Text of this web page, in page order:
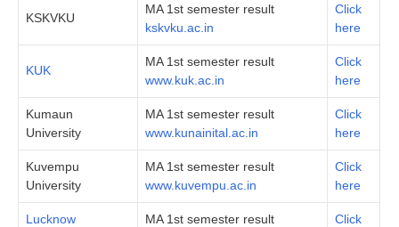
KSKVKU
MA 1st semester result
kskvku.ac.in
Click
here
KUK
MA 1st semester result
www.kuk.ac.in
Click
here
Kumaun
University
MA 1st semester result
www.kunainital.ac.in
Click
here
Kuvempu
University
MA 1st semester result
www.kuvempu.ac.in
Click
here
Lucknow
MA 1st semester result
Click